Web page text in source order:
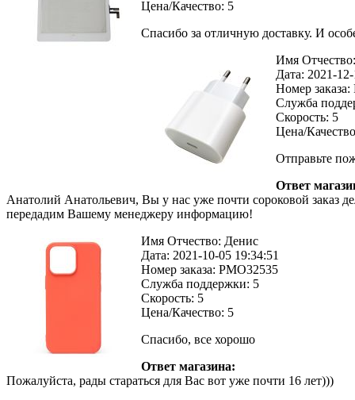
Цена/Качество: 5
Спасибо за отличную доставку. И
Имя Отчество:
Дата: 2021-
Номер заказа:
Служба
Скорость: 5
Цена/
Отправьте
Ответ
Анатолий Анатольевич, Вы у нас уже почти сороковой заказ
передадим Вашему менеджеру информацию!
Имя Отчество: Денис
Дата: 2021-10-05 19:34:51
Номер заказа: PMO32535
Служба поддержки: 5
Скорость: 5
Цена/Качество: 5
Спасибо, все хорошо
Ответ магазина:
Пожалуйста, рады стараться для Вас вот уже почти 16 лет)))